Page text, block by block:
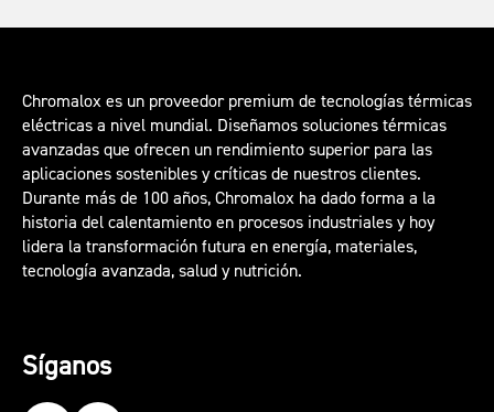
Chromalox es un proveedor premium de tecnologías térmicas
eléctricas a nivel mundial. Diseñamos soluciones térmicas
avanzadas que ofrecen un rendimiento superior para las
aplicaciones sostenibles y críticas de nuestros clientes.
Durante más de 100 años, Chromalox ha dado forma a la
historia del calentamiento en procesos industriales y hoy
lidera la transformación futura en energía, materiales,
tecnología avanzada, salud y nutrición.
Síganos
Our LinkedIn Our YouTube